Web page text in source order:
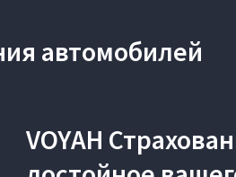
автомобилей
VOYAH